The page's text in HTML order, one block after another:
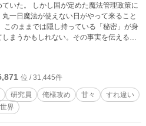
た魔法管理政策に
一日魔法が使えない日がやって来ること
まうかもしれない。その事実を伝えるべ
を試みるが、彼の態度は冷たくて―― 訳
魔法研究員の約束と秘密の恋物語 ＊R1
イトルに「◆」表記あり ＊2023年中
する予定です。 また番外編も投稿する予
31で一度完結とさせて頂きます。 ▶ 現
載に合わせて少しずつ改稿中です。 2023
外編投稿予定でしたが、 2024年1月中に
位 / 31,445件
研究員 俺様攻め 甘々
すれ違い
界